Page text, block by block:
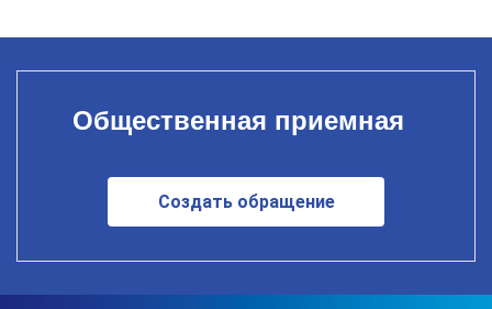
Общественная приемная
Создать обращение